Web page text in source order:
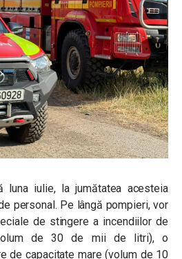
luna iulie, la jumătatea acesteia
personal. Pe lângă pompieri, vor
de stingere a incendiilor de
de 30 de mii de litri), o
de capacitate mare (volum de 10